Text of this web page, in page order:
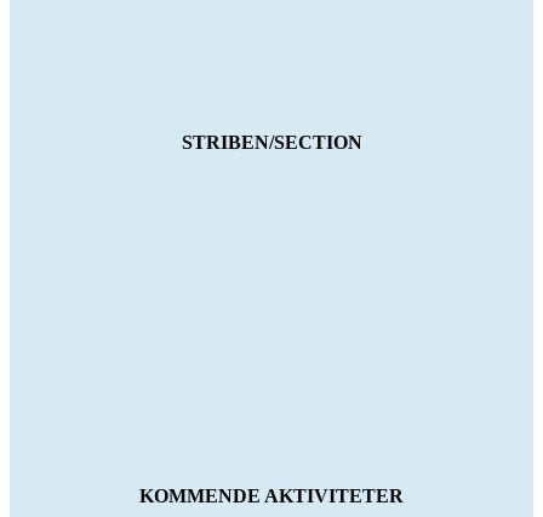
STRIBEN/SECTION
KOMMENDE AKTIVITETER